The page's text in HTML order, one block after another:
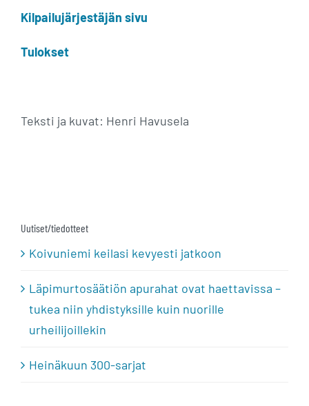
Kilpailujärjestäjän sivu
Tulokset
Teksti ja kuvat: Henri Havusela
Uutiset/tiedotteet
Koivuniemi keilasi kevyesti jatkoon
Läpimurtosäätiön apurahat ovat haettavissa –
tukea niin yhdistyksille kuin nuorille
urheilijoillekin
Heinäkuun 300-sarjat